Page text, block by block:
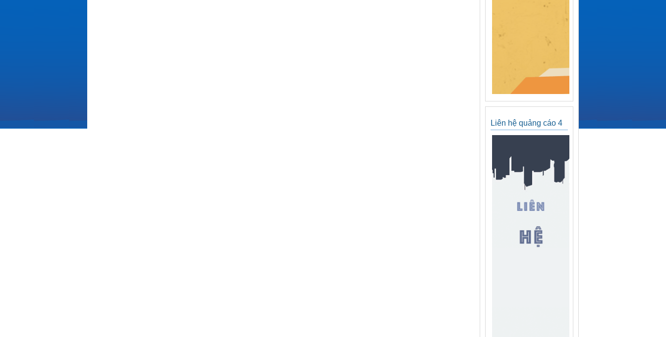
Liên hệ quảng cáo 4